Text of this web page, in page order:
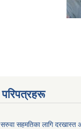
परिपत्रहरू
सरुवा सहमतिका लागि दरखास्त